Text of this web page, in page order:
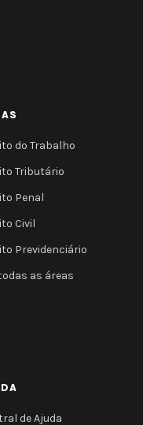
do Trabalho
Tributário
Penal
Civil
Previdenciário
as áreas
de Ajuda